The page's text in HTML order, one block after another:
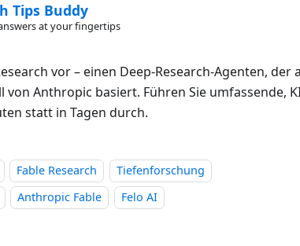
Tips Buddy
at your fingertips
vor – einen Deep-Research-Agenten, der
von Anthropic basiert. Führen Sie umfassende,
statt in Tagen durch.
Fable Research
Tiefenforschung
Anthropic Fable Felo AI